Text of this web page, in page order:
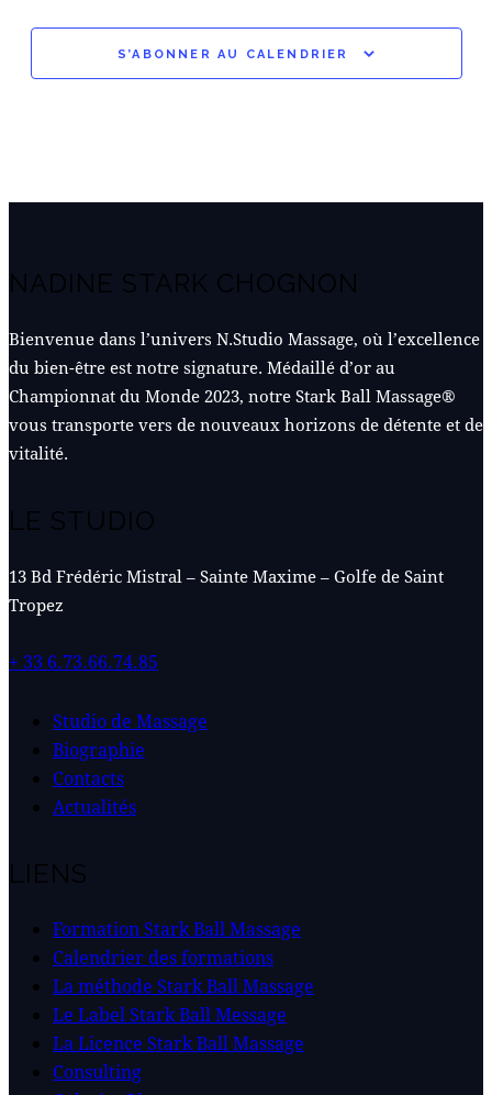
S’ABONNER AU CALENDRIER
NADINE STARK CHOGNON
Bienvenue dans l’univers N.Studio Massage, où l’excellence
du bien-être est notre signature. Médaillé d’or au
Championnat du Monde 2023, notre Stark Ball Massage®
vous transporte vers de nouveaux horizons de détente et de
vitalité.
LE STUDIO
13 Bd Frédéric Mistral – Sainte Maxime – Golfe de Saint
Tropez
+ 33 6.73.66.74.85
Studio de Massage
Biographie
Contacts
Actualités
LIENS
Formation Stark Ball Massage
Calendrier des formations
La méthode Stark Ball Massage
Le Label Stark Ball Message
La Licence Stark Ball Massage
Consulting